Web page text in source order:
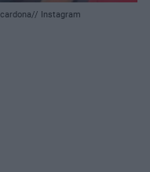
Instagram